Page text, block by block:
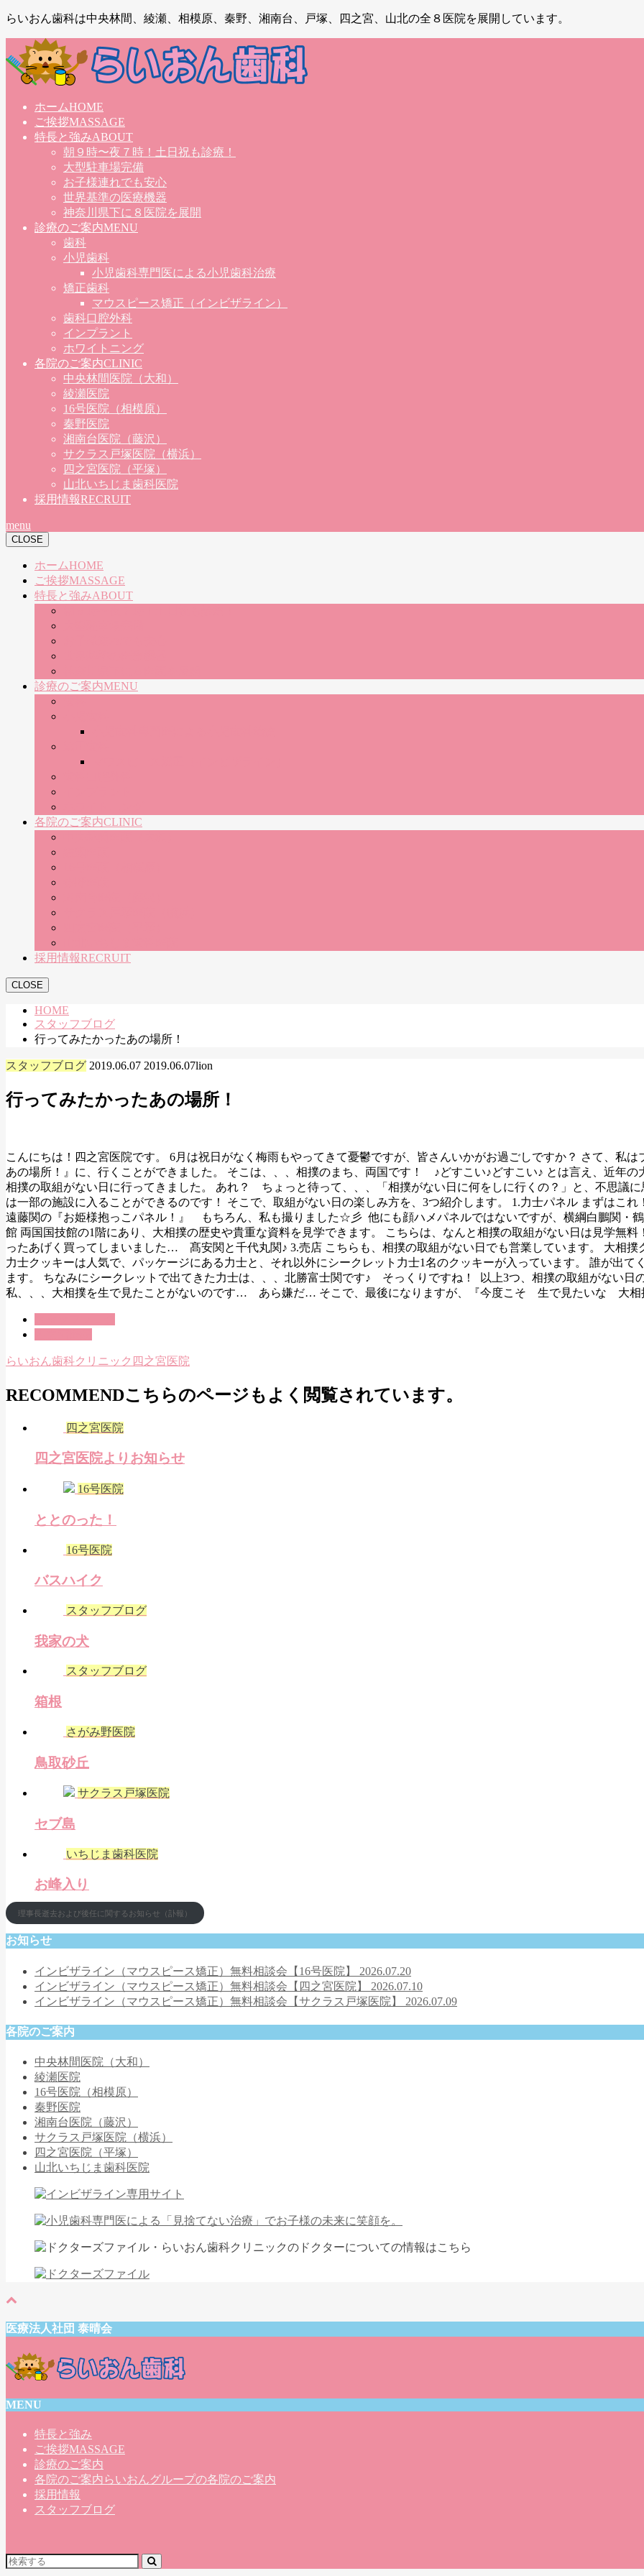
らいおん歯科は中央林間、綾瀬、相模原、秦野、湘南台、戸塚、四之宮、山北の全８医院を展開しています。
ホームHOME
ご挨拶MASSAGE
特長と強みABOUT
朝９時〜夜７時！土日祝も診療！
大型駐車場完備
お子様連れでも安心
世界基準の医療機器
神奈川県下に８医院を展開
診療のご案内MENU
歯科
小児歯科
小児歯科専門医による小児歯科治療
矯正歯科
マウスピース矯正（インビザライン）
歯科口腔外科
インプラント
ホワイトニング
各院のご案内CLINIC
中央林間医院（大和）
綾瀬医院
16号医院（相模原）
秦野医院
湘南台医院（藤沢）
サクラス戸塚医院（横浜）
四之宮医院（平塚）
山北いちじま歯科医院
採用情報RECRUIT
menu
CLOSE
ホームHOME
ご挨拶MASSAGE
特長と強みABOUT
診療のご案内MENU
各院のご案内CLINIC
採用情報RECRUIT
CLOSE
HOME
スタッフブログ
行ってみたかったあの場所！
スタッフブログ 2019.06.07 2019.06.07lion
行ってみたかったあの場所！
こんにちは！四之宮医院です。 6月は祝日がなく梅雨もやってきて憂鬱ですが、皆さんいかがお過ごしですか？ さて、私
あの場所！』に、行くことができました。 そこは、、、相撲のまち、両国です！ ♪どすこい♪どすこい♪ とは言え、近年の
相撲の取組がない日に行ってきました。 あれ？ ちょっと待って、、、「相撲がない日に何をしに行くの？」と、不思議
は一部の施設に入ることができるのです！ そこで、取組がない日の楽しみ方を、3つ紹介します。 1.力士パネル まずはこ
遠藤関の『お姫様抱っこパネル！』 もちろん、私も撮りました☆彡 他にも顔ハメパネルではないですが、横綱白鵬関・
館 両国国技館の1階にあり、大相撲の歴史や貴重な資料を見学できます。 こちらは、なんと相撲の取組がない日は見学無
ったあげく買ってしまいました… 髙安関と千代丸関♪ 3.売店 こちらも、相撲の取組がない日でも営業しています。 大相撲
力士クッキーは人気で、パッケージにある力士と、それ以外にシークレット力士1名のクッキーが入っています。 誰が出
ます。 ちなみにシークレットで出てきた力士は、、、北勝富士関です♪ そっくりですね！
以上3つ、相撲の取組がない日
私、、、大相撲を生で見たことがないのです… あら嫌だ… そこで、最後になりますが、『今度こそ 生で見たいな 大相
らいおん歯科クリニック四之宮医院
RECOMMENDこちらのページもよく閲覧されています。
四之宮医院
四之宮医院よりお知らせ
16号医院
ととのった！
16号医院
バスハイク
スタッフブログ
我家の犬
スタッフブログ
箱根
さがみ野医院
鳥取砂丘
サクラス戸塚医院
セブ島
いちじま歯科医院
お峰入り
理事長逝去および後任に関するお知らせ（訃報）
お知らせ
インビザライン（マウスピース矯正）無料相談会【16号医院】 2026.07.20
インビザライン（マウスピース矯正）無料相談会【四之宮医院】 2026.07.10
インビザライン（マウスピース矯正）無料相談会【サクラス戸塚医院】 2026.07.09
各院のご案内
中央林間医院（大和）
綾瀬医院
16号医院（相模原）
秦野医院
湘南台医院（藤沢）
サクラス戸塚医院（横浜）
四之宮医院（平塚）
山北いちじま歯科医院
医療法人社団 泰晴会
MENU
特長と強み
ご挨拶MASSAGE
診療のご案内
各院のご案内 らいおんグループの各院のご案内
採用情報
スタッフブログ